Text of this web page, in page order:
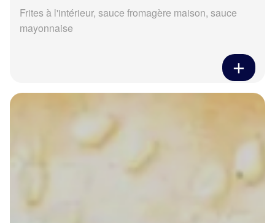
Frites à l'intérieur, sauce fromagère maison, sauce
mayonnaise